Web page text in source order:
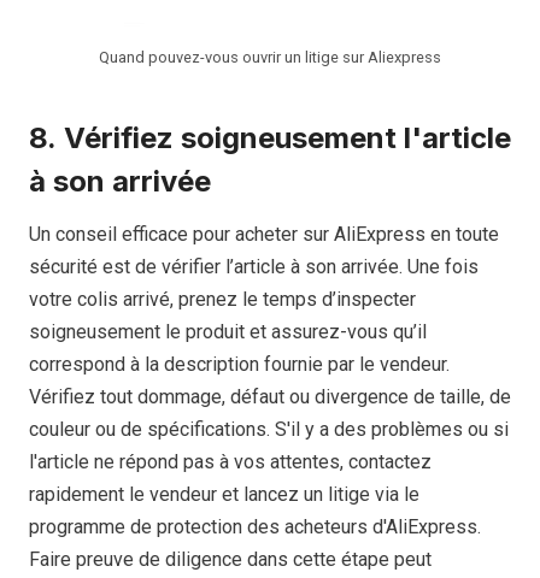
Quand pouvez-vous ouvrir un litige sur Aliexpress
8. Vérifiez soigneusement l'article
à son arrivée
Un conseil efficace pour acheter sur AliExpress en toute
sécurité est de vérifier l’article à son arrivée. Une fois
votre colis arrivé, prenez le temps d’inspecter
soigneusement le produit et assurez-vous qu’il
correspond à la description fournie par le vendeur.
Vérifiez tout dommage, défaut ou divergence de taille, de
couleur ou de spécifications. S'il y a des problèmes ou si
l'article ne répond pas à vos attentes, contactez
rapidement le vendeur et lancez un litige via le
programme de protection des acheteurs d'AliExpress.
Faire preuve de diligence dans cette étape peut